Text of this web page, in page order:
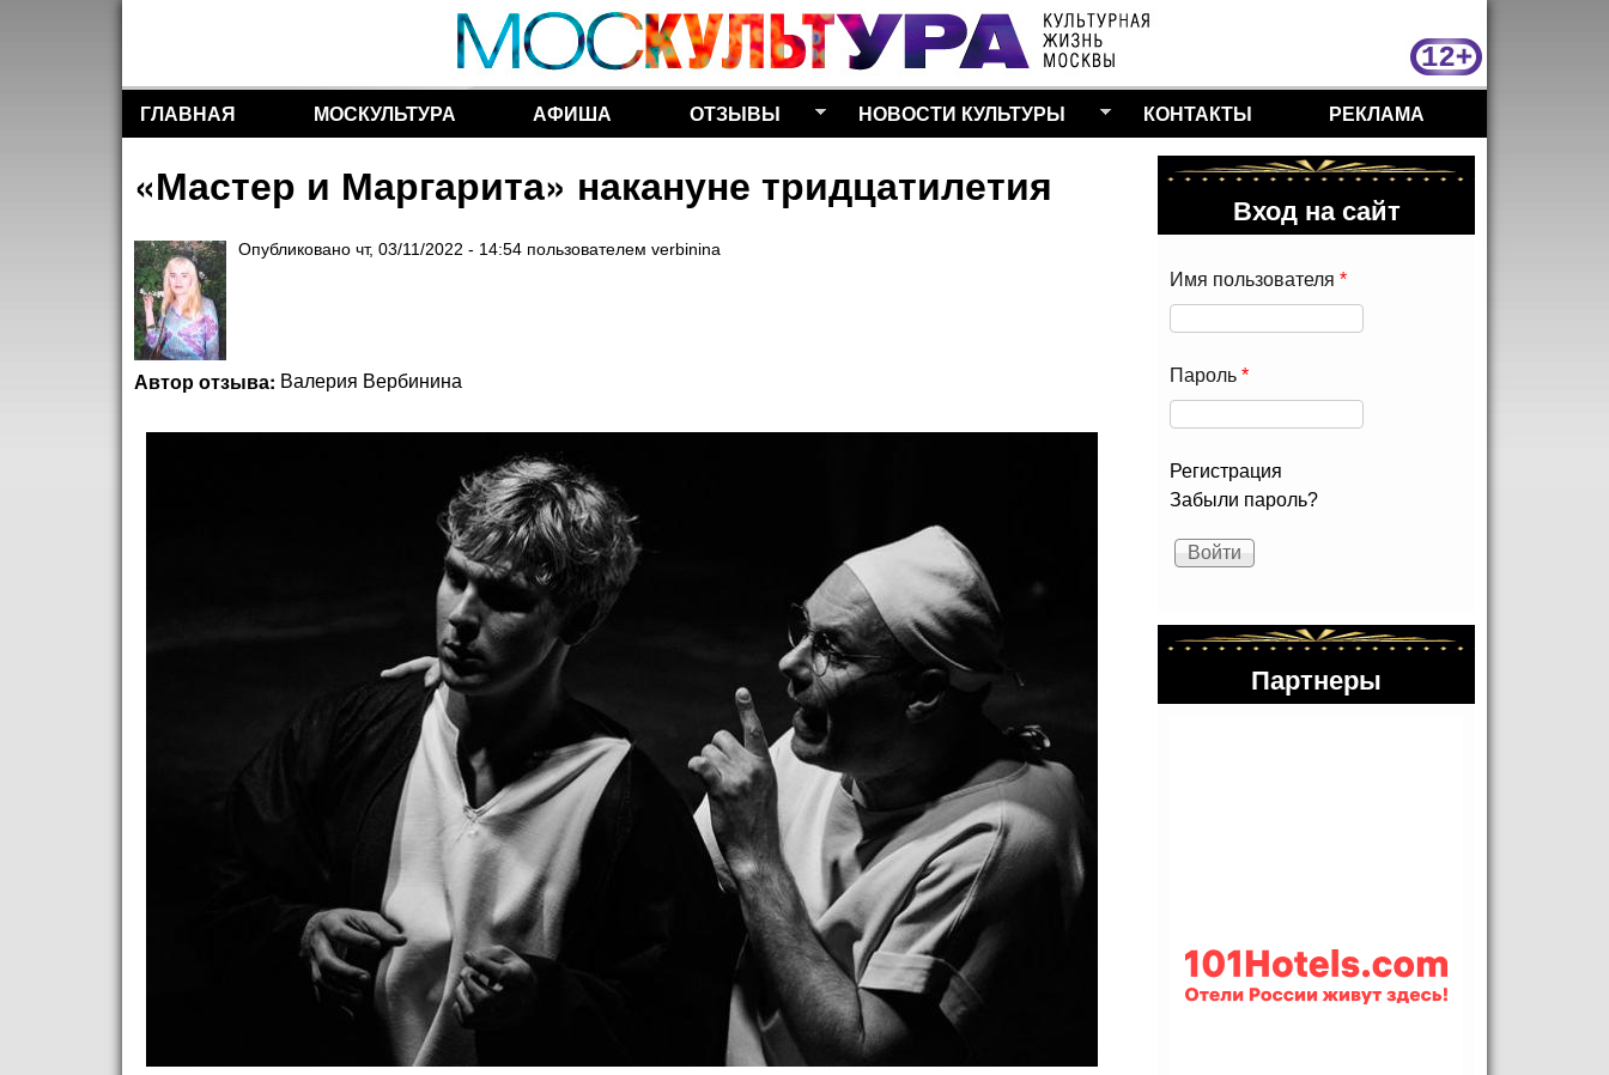
Перейти к основному
содержанию
Разделы сайта
ГЛАВНАЯ МОСКУЛЬТУРА АФИША ОТЗЫВЫ НОВОСТИ КУЛЬТУРЫ КОНТАКТЫ РЕКЛАМА
«Мастер и Маргарита» накануне тридцатилетия
Опубликовано чт, 03/11/2022 - 14:54 пользователем verbinina
Автор отзыва: Валерия Вербинина
Вход на сайт
Имя пользователя *
Пароль *
Регистрация
Забыли пароль?
Партнеры